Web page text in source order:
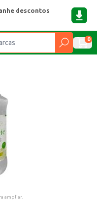
descontos
0
ampliar.